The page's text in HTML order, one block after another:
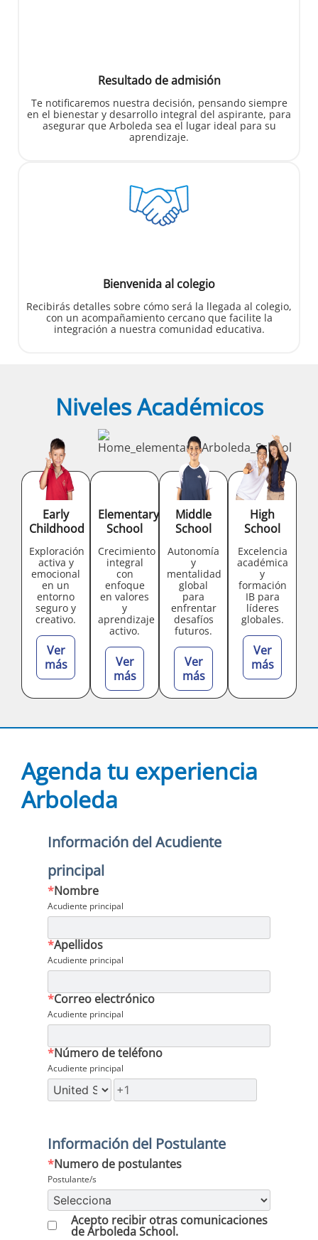
Resultado de admisión
Te notificaremos nuestra decisión, pensando siempre
en el bienestar y desarrollo integral del aspirante, para
asegurar que Arboleda sea el lugar ideal para su
aprendizaje.
Bienvenida al colegio
Recibirás detalles sobre cómo será la llegada al colegio,
con un acompañamiento cercano que facilite la
integración a nuestra comunidad educativa.
Niveles Académicos
Early
Childhood
Exploración
activa y
emocional
en un
entorno
seguro y
creativo.
Ver
más
Elementary
School
Crecimiento
integral
con
enfoque
en valores
y
aprendizaje
activo.
Ver
más
Middle
School
Autonomía
y
mentalidad
global
para
enfrentar
desafíos
futuros.
Ver
más
High
School
Excelencia
académica
y
formación
IB para
líderes
globales.
Ver
más
Agenda tu experiencia
Arboleda
Información del Acudiente
principal
Nombre
*
Acudiente principal
Apellidos
*
Acudiente principal
Correo electrónico
*
Acudiente principal
Número de teléfono
*
Acudiente principal
Información del Postulante
Numero de postulantes
*
Postulante/s
Acepto recibir otras comunicaciones
de Arboleda School.